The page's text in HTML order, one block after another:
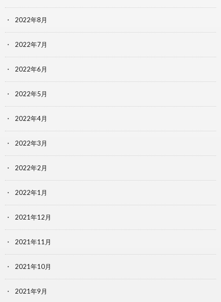
2022年8月
2022年7月
2022年6月
2022年5月
2022年4月
2022年3月
2022年2月
2022年1月
2021年12月
2021年11月
2021年10月
2021年9月